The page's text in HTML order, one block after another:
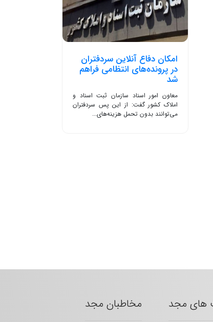
امکان دفاع آنلاین سردفتران
در پرونده‌های انتظامی فراهم
شد
معاون امور اسناد سازمان ثبت اسناد و
املاک کشور گفت: از این پس سردفتران
می‌توانند بدون تحمل هزینه‌های...
های مجد مخاطبان مجد